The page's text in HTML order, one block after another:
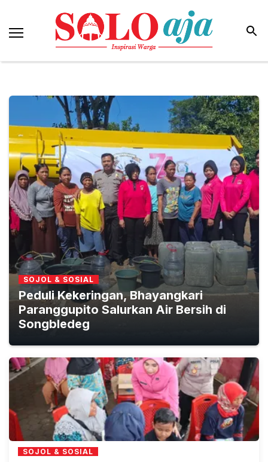
SOJOL & SOSIAL
Peduli Kekeringan, Bhayangkari
Paranggupito Salurkan Air Bersih di
Songbledeg
SOJOL & SOSIAL